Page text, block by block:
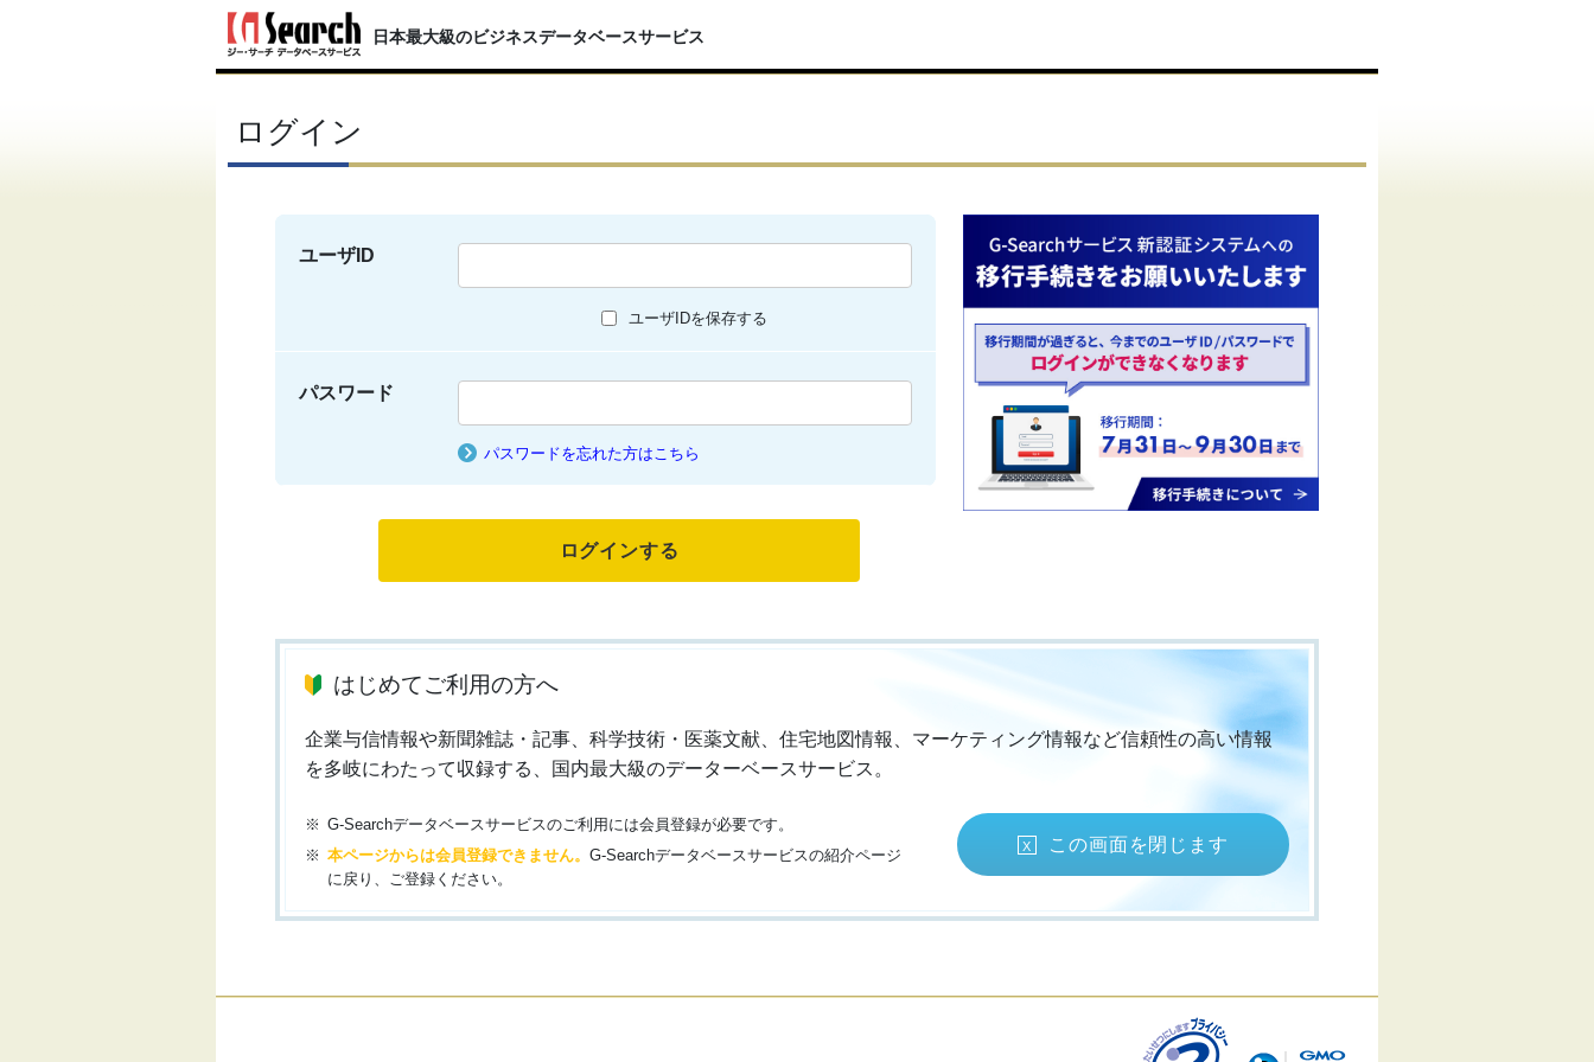
日本最大級のビジネスデータベースサービス
ログイン
ユーザID
ユーザIDを保存する
パスワード
パスワードを忘れた方はこちら
はじめてご利用の方へ
企業与信情報や新聞雑誌・記事、科学技術・医薬文献、住宅地図情報、マーケティング情報など信頼性の高い情報
を多岐にわたって収録する、国内最大級のデーターベースサービス。
G-Searchデータベースサービスのご利用には会員登録が必要です。
本ページからは会員登録できません。G-Searchデータベースサービスの紹介ページ
に戻り、ご登録ください。
この画面を閉じます